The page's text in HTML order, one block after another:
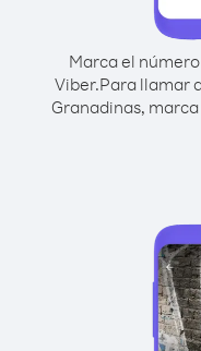
Marca el
Viber.Para llamar
Granadinas,